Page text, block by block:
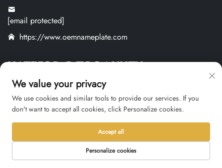
[email protected]
https://www.oemnameplate.com
КАТЕГОРІЯ ПРОДУКТУ
Металеві Таблички
Пластикові Таблички
Індивідуальні Вироби
We value your privacy
We use cookies and similar tools to provide our services. If you
don't want to accept all cookies, click Personalize cookies.
Personalize cookies
Accept all